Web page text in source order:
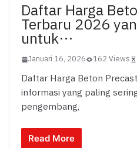
Daftar Harga
Terbaru 2026
untuk…
Januari 16, 2026 162 Views
Daftar Harga Beton
informasi yang paling
pengembang,
Read More